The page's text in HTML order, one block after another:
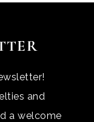
and
a welcome